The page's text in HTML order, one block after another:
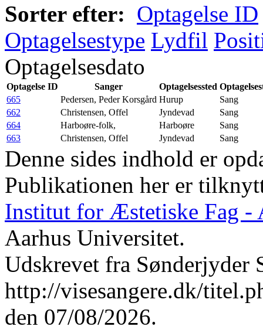
Sorter efter: Optagelse ID
Optagelsestype Lydfil
Optagelsesdato
Optagelse ID Sanger Optagelsessted
665
Pedersen, Peder Korsgård Hurup
Sang
662
Christensen, Offel Jyndevad
Sang
664
Harboøre-folk, Harboøre
Sang
663
Christensen, Offel Jyndevad Sang
Denne sides indhold er
Publikationen her er
Institut for Æstetiske Fag -
Aarhus Universitet.
Udskrevet fra Sønderjyder
http://visesangere.dk/
den 07/08/2026.